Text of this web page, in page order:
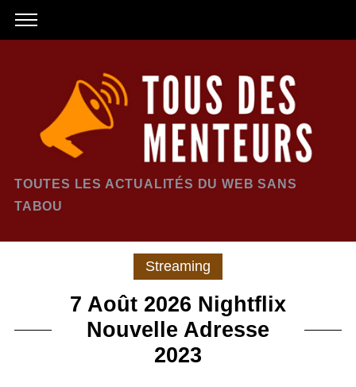
TOUTES LES ACTUALITÉS DU WEB SANS
TABOU
Streaming
7 Août 2026 Nightflix
Nouvelle Adresse
2023